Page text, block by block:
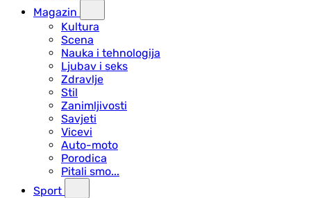
Magazin
Kultura
Scena
Nauka i tehnologija
Ljubav i seks
Zdravlje
Stil
Zanimljivosti
Savjeti
Vicevi
Auto-moto
Porodica
Pitali smo...
Sport